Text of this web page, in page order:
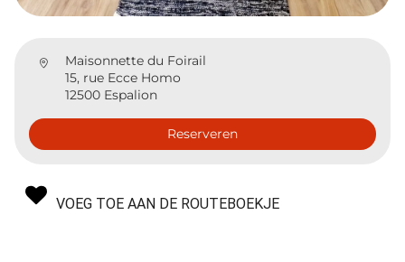
Maisonnette du Foirail
15, rue Ecce Homo
12500 Espalion
Reserveren
VOEG TOE AAN DE ROUTEBOEKJE